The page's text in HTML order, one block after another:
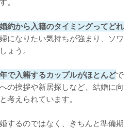
婚約から入籍のタイミングってどれ
になりたい気持ちが強まり、ソワ
ょう。
で入籍するカップルがほとんどで
の挨拶や新居探しなど、結婚に向
考えられています。
するのではなく、きちんと準備期